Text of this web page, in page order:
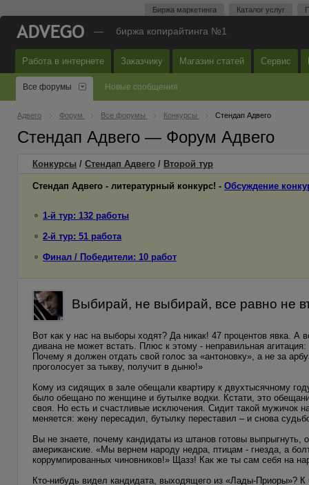
Биржа маркетинга Каталог услуг
— биржа копирайтинга №1
Работа в интернете Заказчику Магазин статей Сервис
Все форумы Новые сообщения
Адвего Форум Все форумы Конкурсы Стендап Адвего
Стендап Адвего — Форум Адвего
Конкурсы / Стендап Адвего / Второй тур
Стендап Адвего - литературный конкурс! - Обсуждение
1-й тур: 132 работы
2-й тур: 51 работа
Финал / Победители: 10 работ
Выбирай, не выбирай, все равно не
Вот как у нас на выборы ходят? Да никак! 47 процентов явка.
дивана не может встать. Плюс к этому - неправильная
Почему я должен отдать свой голос за «антоновку», а не за
проголосует за тыкву, получит в дыню!»
Кому из сидящих в зале обещали квартиру к двухтысячному
было обещано по женщине и бутылке водки. Кстати, это
своя. Но есть и счастливые исключения. Сидит такой мужичок
меняется: жену пересадил, бутылку переставил – и снова
Вы не знаете, почему кандидаты из штанов готовы
американские. «Мы вернем народу недра, птицам - гнезда, а
коррумпированных чиновников!» Щазз! Как же ты сам себя на
Кто-нибудь видел кандидата, выходящего из «Лады-Приоры»?